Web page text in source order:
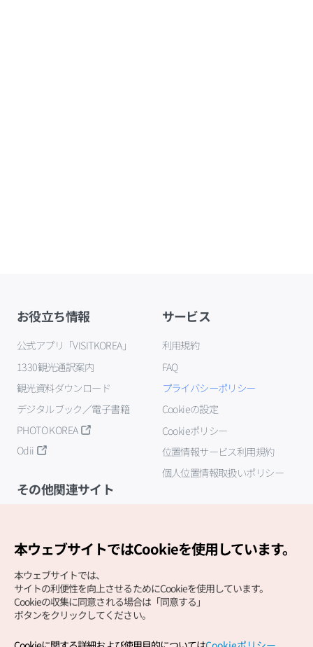
お役立ち情報
公式アプリ「VISITKOREA」
1330観光通訳案内
観光資料ダウンロード
デジタルブック／電子書籍
PHOTO KOREA
Odii
サービス
利用規約
FAQ
プライバシーポリシー
Cookieの設定
Cookieポリシー
位置情報サービス利用規約
個人位置情報取扱いポリシー
その他関連サイト
本ウェブサイトではCookieを使用しています。
本ウェブサイトでは、
サイトの利便性を向上させるためにCookieを使用しています。
Cookieの収集に同意される場合は「同意する」
ボタンをクリックしてください。